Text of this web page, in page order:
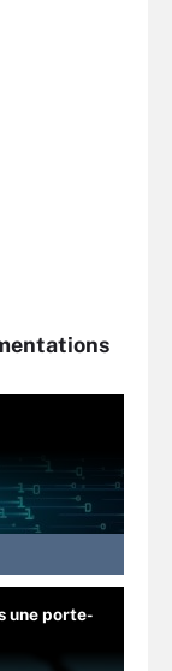
une porte-